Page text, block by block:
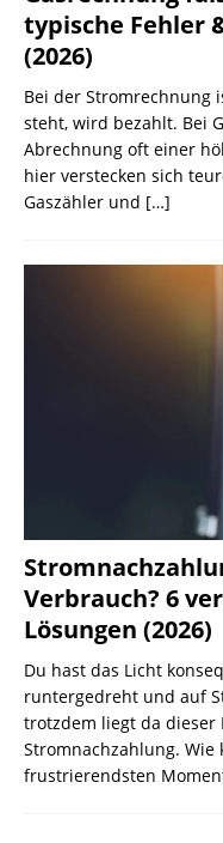
typische Fehler
(2026)
Bei der Stromrechnung
steht, wird bezahlt. Bei
Abrechnung oft einer
hier verstecken sich
Gaszähler und […]
Verbrauch? 6
Lösungen (2026)
Du hast das Licht
runtergedreht und auf
trotzdem liegt da dieser
Stromnachzahlung. Wie
frustrierendsten